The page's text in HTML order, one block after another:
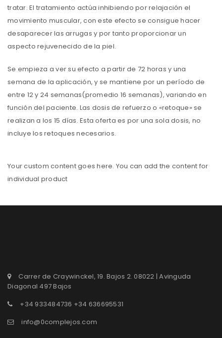
tratar. El tratamiento actúa inhibiendo por relajación el
movimiento muscular, con este efecto se consigue hacer
desaparecer las arrugas y por tanto proporcionar un
aspecto rejuvenecido de la piel.
Se empieza a ver su efecto a partir de 72 horas y una
semana de la aplicación, y se mantiene por un período de
entre 12 y 24 semanas(promedio 16 semanas), variando en
función del paciente. Las dosis de refuerzo o «retoque» se
realizan a los 15 días. Esta oferta es por una sola dosis, no
incluye los retoques necesarios.
Your custom content goes here. You can add the content for
individual product
Carrer de Craywinckel, 19. Bajos 2. 08022 | Avinguda
Diagonal 497 Bajos
+34 933484736 +34 636695531
info@0complejos.com